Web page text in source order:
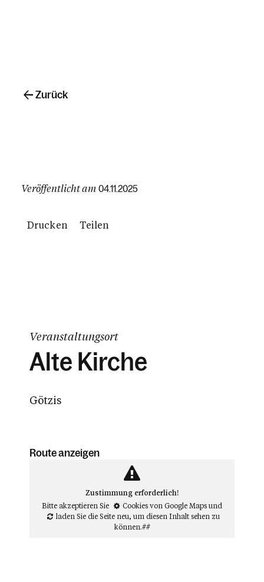
Veröffentlicht am 04.11.2025
Drucken Teilen
Zurück
Veranstaltungsort
Alte Kirche
Götzis
Route anzeigen
Zustimmung erforderlich!
Bitte akzeptieren Sie
Cookies von Google Mapsund
laden Sie die Seite neu, um diesen Inhalt sehen zu
können.##